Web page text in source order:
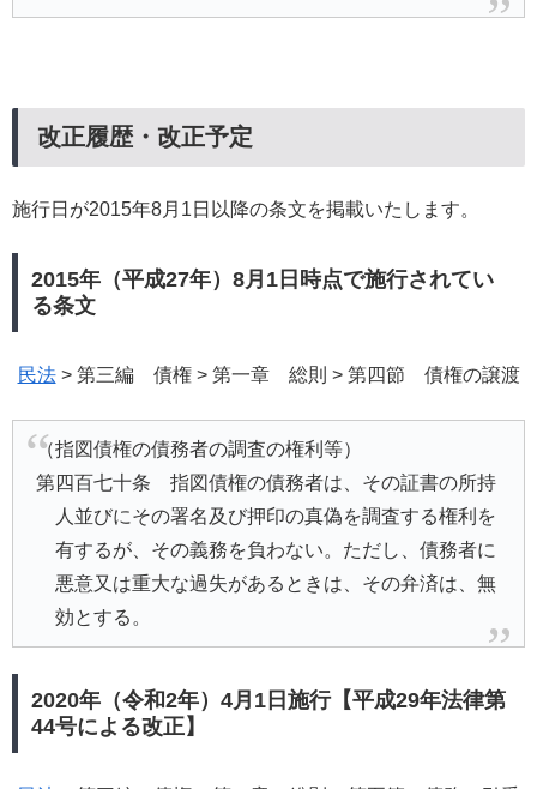
改正履歴・改正予定
施行日が2015年8月1日以降の条文を掲載いたします。
2015年（平成27年）8月1日時点で施行されてい
る条文
民法> 第三編 債権 > 第一章 総則 > 第四節 債権の譲渡
（指図債権の債務者の調査の権利等）
第四百七十条 指図債権の債務者は、その証書の所持
人並びにその署名及び押印の真偽を調査する権利を
有するが、その義務を負わない。ただし、債務者に
悪意又は重大な過失があるときは、その弁済は、無
効とする。
2020年（令和2年）4月1日施行【平成29年法律第
44号による改正】